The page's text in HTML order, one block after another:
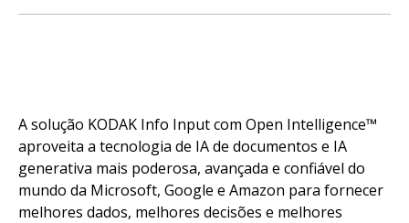
A solução KODAK Info Input com Open Intelligence™
aproveita a tecnologia de IA de documentos e IA
generativa mais poderosa, avançada e confiável do
mundo da Microsoft, Google e Amazon para fornecer
melhores dados, melhores decisões e melhores